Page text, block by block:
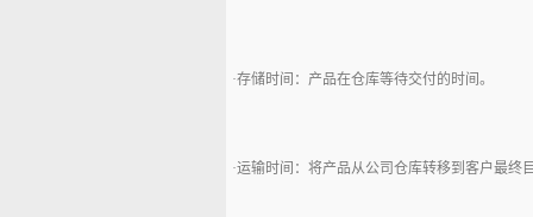
·存储时间：产品在仓库等待交付的时间。
·运输时间：将产品从公司仓库转移到客户最终